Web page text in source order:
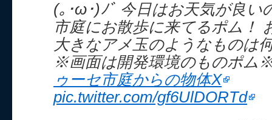
(｡･ω･)ﾉﾞ 今日はお天気が良い
市庭にお散歩に来てるポム
大きなアメ玉のようなもの
※画面は開発環境のものポム
ゥーセ市庭からの物体X
pic.twitter.com/gf6UlDORTd